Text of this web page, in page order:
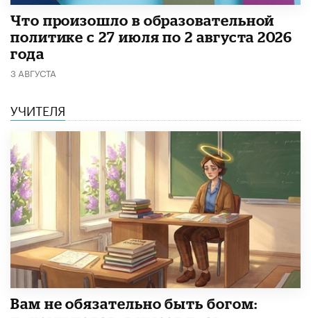
​Что произошло в образовательной
политике с 27 июля по 2 августа 2026
года
3 АВГУСТА
УЧИТЕЛЯ
​Вам не обязательно быть богом: